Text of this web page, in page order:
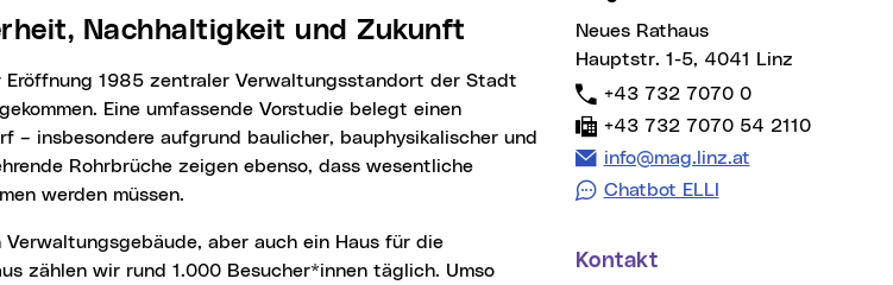
Nachhaltigkeit und Zukunft
Eine umfassende Vorstudie belegt einen
– insbesondere aufgrund baulicher, bauphysikalischer und
Rohrbrüche zeigen ebenso, dass wesentliche
werden müssen.
zählen wir rund 1.000 Besucher*innen täglich. Umso
Neues Rathaus
Hauptstr. 1-5, 4041 Linz
Telefon:
+43 732 7070 0
Fax:
+43 732 7070 54 2110
E-Mail Adresse:
info@mag.linz.at
Chatbot ELLI
Kontakt